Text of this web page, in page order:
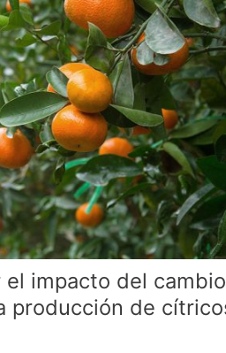
impacto del cambio
producción de